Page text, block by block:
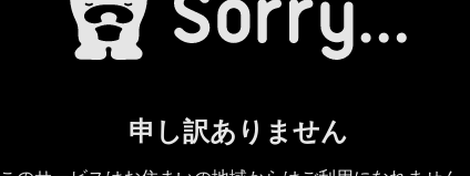
申し訳ありません